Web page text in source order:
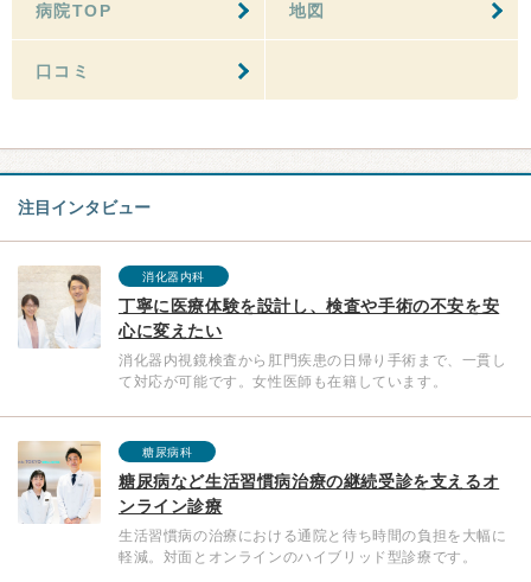
病院TOP 地図
口コミ
注目インタビュー
消化器内科
丁寧に医療体験を設計し、検査や手術の不安を安
心に変えたい
消化器内視鏡検査から肛門疾患の日帰り手術まで、一貫し
て対応が可能です。女性医師も在籍しています。
糖尿病科
糖尿病など生活習慣病治療の継続受診を支えるオ
ンライン診療
生活習慣病の治療における通院と待ち時間の負担を大幅に
軽減。対面とオンラインのハイブリッド型診療です。